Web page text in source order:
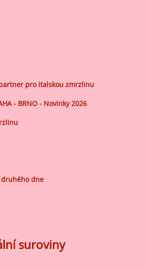
pro italskou zmrzlinu
- BRNO - Novinky 2026
dne
suroviny